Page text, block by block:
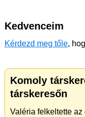
Kedvenceim
Kérdezd meg tőle,
Komoly
társkeresőn
Valéria felkeltette